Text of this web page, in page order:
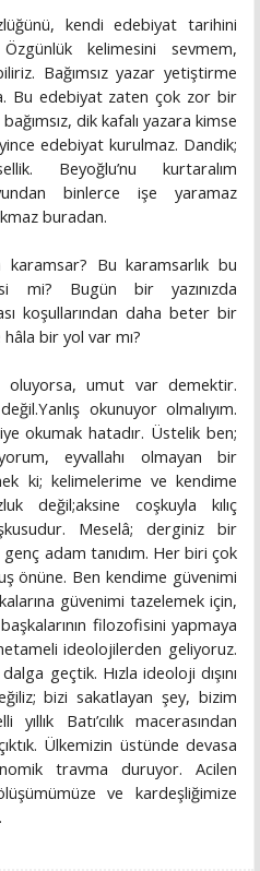
kendi edebiyat tarihini
kelimesini sevmem,
Bağımsız yazar yetiştirme
Bu edebiyat zaten çok zor bir
dik kafalı yazara kimse
edebiyat kurulmaz. Dandik;
Beyoğlu’nu kurtaralım
binlerce işe yaramaz
buradan.
Bu karamsarlık bu
mi? Bugün bir yazınızda
koşullarından daha beter bir
bir yol var mı?
oluyorsa, umut var demektir.
okunuyor olmalıyım.
okumak hatadır. Üstelik ben;
eyvallahı olmayan bir
ki; kelimelerime ve kendime
değil;aksine coşkuyla kılıç
Meselâ; derginiz bir
adam tanıdım. Her biri çok
önüne. Ben kendime güvenimi
güvenimi tazelemek için,
filozofisini yapmaya
ideolojilerden geliyoruz.
geçtik. Hızla ideoloji dışını
bizi sakatlayan şey, bizim
Batı’cılık macerasından
Ülkemizin üstünde devasa
travma duruyor. Acilen
ve kardeşliğimize